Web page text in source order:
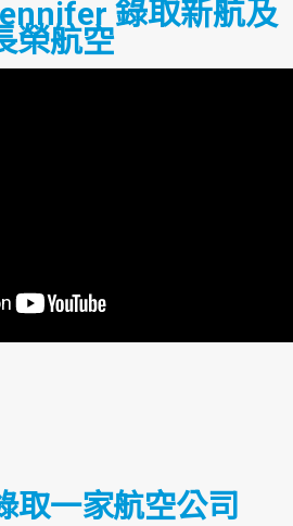
錄取新航及
榮航空
取一家航空公司